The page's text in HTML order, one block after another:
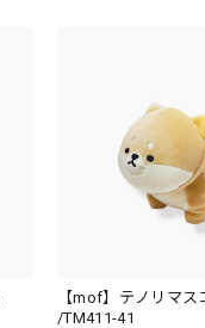
【mof】テノリマス
/TM411-41